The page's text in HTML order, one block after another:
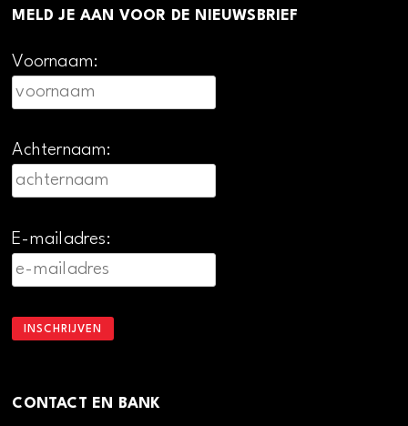
MELD JE AAN VOOR DE NIEUWSBRIEF
Voornaam:
Achternaam:
E-mailadres:
CONTACT EN BANK